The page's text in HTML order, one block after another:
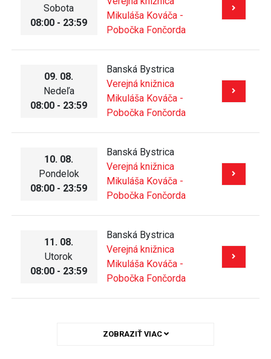
Sobota
08:00 - 23:59
Mikuláša Kováča -
Pobočka Fončorda
09. 08.
Nedeľa
08:00 - 23:59
Banská Bystrica
Verejná knižnica
Mikuláša Kováča -
Pobočka Fončorda
10. 08.
Pondelok
08:00 - 23:59
Banská Bystrica
Verejná knižnica
Mikuláša Kováča -
Pobočka Fončorda
11. 08.
Utorok
08:00 - 23:59
Banská Bystrica
Verejná knižnica
Mikuláša Kováča -
Pobočka Fončorda
ZOBRAZIŤ VIAC